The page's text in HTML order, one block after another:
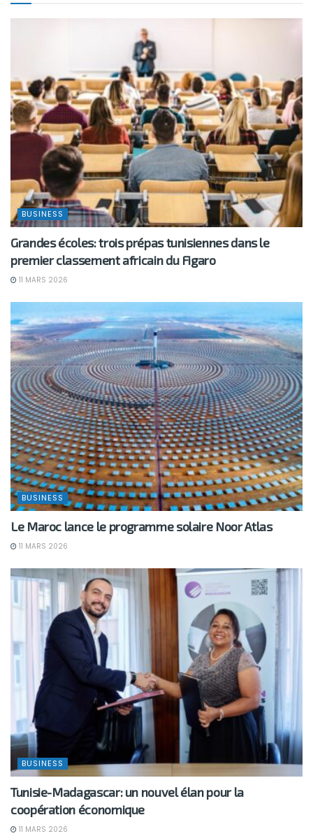
BUSINESS
Grandes écoles: trois prépas tunisiennes dans le
premier classement africain du Figaro
11 MARS 2026
BUSINESS
Le Maroc lance le programme solaire Noor Atlas
11 MARS 2026
BUSINESS
Tunisie-Madagascar: un nouvel élan pour la
coopération économique
11 MARS 2026